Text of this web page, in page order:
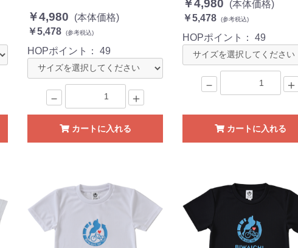
￥4,980
(本体価格)
￥5,478
(参考税込)
HOPポイント：49
－ ＋
カートに入れる
￥4,980
(本体価格)
￥5,478
(参考税込)
HOPポイント：49
－ ＋
カートに入れる